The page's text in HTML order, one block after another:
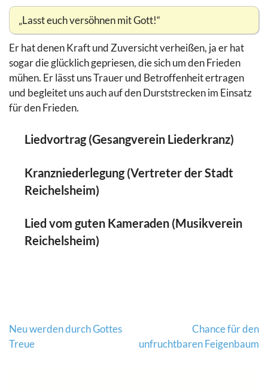
„Lasst euch versöhnen mit Gott!“
Er hat denen Kraft und Zuversicht verheißen, ja er hat
sogar die glücklich gepriesen, die sich um den Frieden
mühen. Er lässt uns Trauer und Betroffenheit ertragen
und begleitet uns auch auf den Durststrecken im Einsatz
für den Frieden.
Liedvortrag (Gesangverein Liederkranz)
Kranzniederlegung (Vertreter der Stadt
Reichelsheim)
Lied vom guten Kameraden (Musikverein
Reichelsheim)
Beitragsnavigation
Neu werden durch Gottes
Treue
Chance für den
unfruchtbaren Feigenbaum